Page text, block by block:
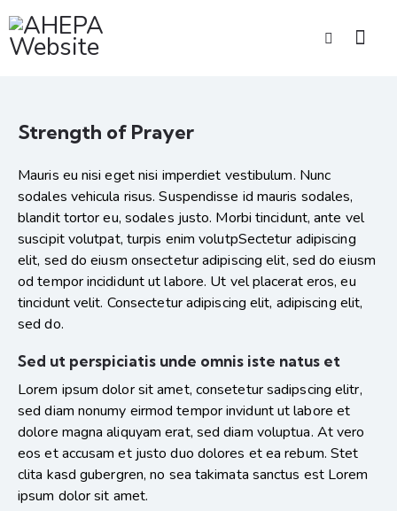
Strength of Prayer
Mauris eu nisi eget nisi imperdiet vestibulum. Nunc
sodales vehicula risus. Suspendisse id mauris sodales,
blandit tortor eu, sodales justo. Morbi tincidunt, ante vel
suscipit volutpat, turpis enim volutpSectetur adipiscing
elit, sed do eiusm onsectetur adipiscing elit, sed do eiusm
od tempor incididunt ut labore. Ut vel placerat eros, eu
tincidunt velit. Consectetur adipiscing elit, adipiscing elit,
sed do.
Sed ut perspiciatis unde omnis iste natus et
Lorem ipsum dolor sit amet, consetetur sadipscing elitr,
sed diam nonumy eirmod tempor invidunt ut labore et
dolore magna aliquyam erat, sed diam voluptua. At vero
eos et accusam et justo duo dolores et ea rebum. Stet
clita kasd gubergren, no sea takimata sanctus est Lorem
ipsum dolor sit amet.